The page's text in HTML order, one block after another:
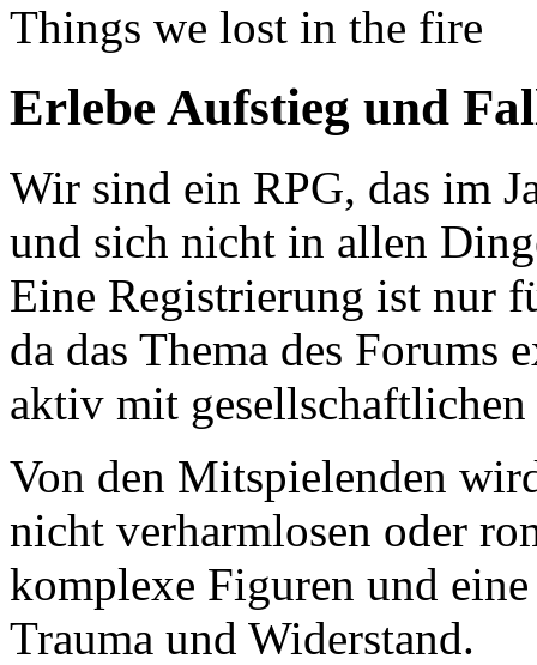
Things we lost in the fire
Erlebe Aufstieg und
Wir sind ein RPG, das im
und sich nicht in allen
Eine Registrierung ist nur
da das Thema des Forums
aktiv mit
Von den Mitspielenden
nicht verharmlosen oder
komplexe Figuren und
Trauma und Widerstand.